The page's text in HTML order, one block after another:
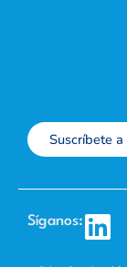
Suscríbete
Síganos:
L